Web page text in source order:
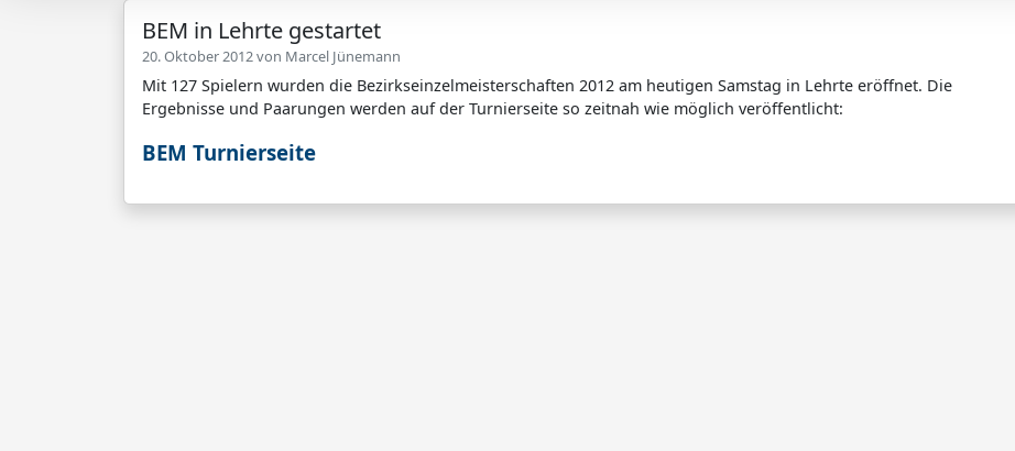
BEM in Lehrte gestartet
20. Oktober 2012 von Marcel Jünemann
Mit 127 Spielern wurden die Bezirkseinzelmeisterschaften 2012 am heutigen Samstag in Lehrte eröffnet. Die
Ergebnisse und Paarungen werden auf der Turnierseite so zeitnah wie möglich veröffentlicht:
BEM Turnierseite